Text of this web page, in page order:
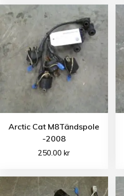
Arctic Cat M8Tändspole
-2008
250.00kr